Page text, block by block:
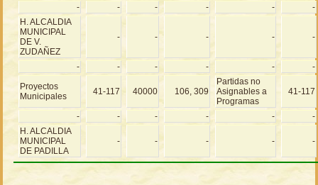
- - - - -
-
H. ALCALDIA
MUNICIPAL
DE V.
ZUDAÑEZ
- - - - -
- - - - -
-
Proyectos
Municipales
41-117 40000 106, 309
Partidas no
Asignables a
Programas
41-117
- - - - -
-
H. ALCALDIA
MUNICIPAL
DE PADILLA
- - - - -